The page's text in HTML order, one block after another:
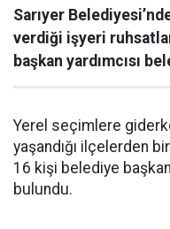
Sarıyer
verdiği işyeri
başkan yardımcısı
Yerel seçimlere
yaşandığı ilçelerden
16 kişi belediye
bulundu.